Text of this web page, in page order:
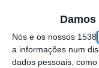
Nós e os nossos 1538
a informações num
dados pessoais,